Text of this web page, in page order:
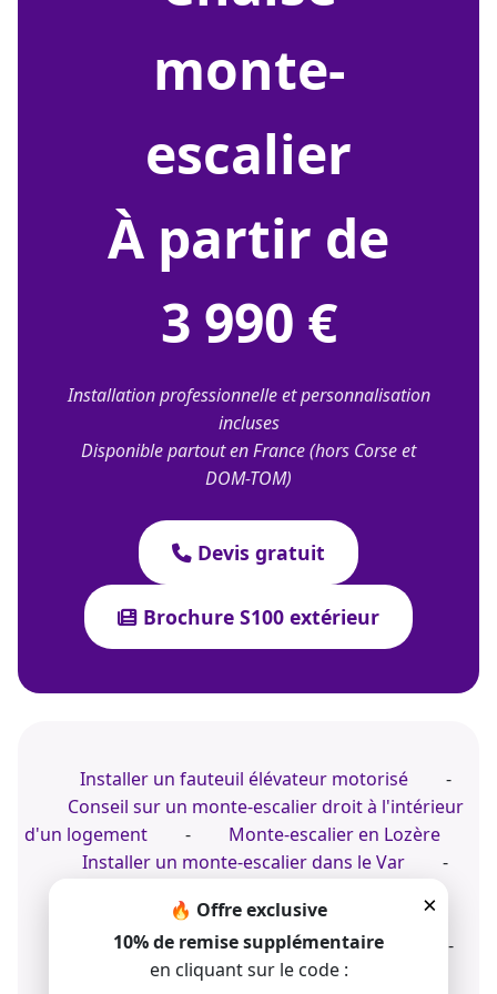
monte-
escalier
À partir de
3 990 €
Installation professionnelle et personnalisation
incluses
Disponible partout en France (hors Corse et
DOM-TOM)
Devis gratuit
Brochure S100 extérieur
×
🔥 Offre exclusive
10% de remise supplémentaire
en cliquant sur le code :
Installer un fauteuil élévateur motorisé
-
Conseil sur un monte-escalier droit à l'intérieur
d'un logement
-
Monte-escalier en Lozère
Installer un monte-escalier dans le Var
-
Siège pour personne à mobilité réduite
Pro du monte-personne dans la maison
-
Devis de chaise élévateur électrique pour